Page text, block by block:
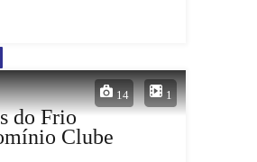
14 1
do Frio
Clube